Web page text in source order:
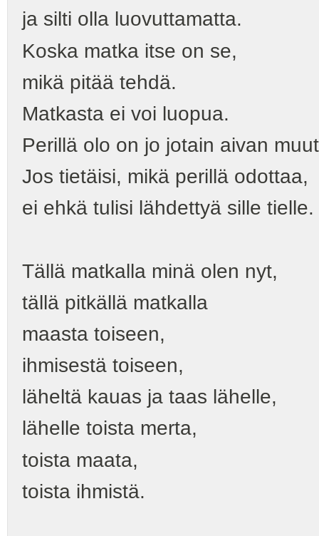
ja silti olla luovuttamatta.
Koska matka itse on se,
mikä pitää tehdä.
Matkasta ei voi luopua.
Perillä olo on jo jotain aivan
Jos tietäisi, mikä perillä odottaa,
ei ehkä tulisi lähdettyä sille tielle.
Tällä matkalla minä olen nyt,
tällä pitkällä matkalla
maasta toiseen,
ihmisestä toiseen,
läheltä kauas ja taas lähelle,
lähelle toista merta,
toista maata,
toista ihmistä.